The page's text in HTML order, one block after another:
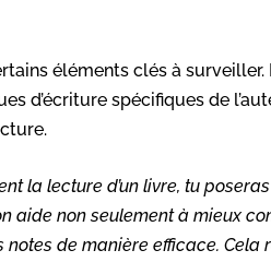
éléments clés à
d’écriture spécifiques de
la lecture d’un livre, tu
aide non seulement à mieux
notes de manière efficace.